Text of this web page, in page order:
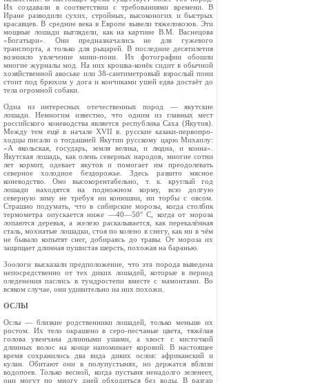
Их создавали в соответствии с требованиями вре­мени. В
Иране разводили сухих, стройных, высоконогих и быстрых
красавцев. В средние века в Европе вывели тяжеловозов. Эти
мощные ло­шади выглядели, как на картине В.М. Васнецо­ва
«Богатыри». Они предназначались не для гужевого
транспорта, а только для рыцарей. В последние десятилетия
возникло увлечение ми­ни-пони. Их фотографии обошли
многие жур­налы мод. На них крошка-конёк сидит в обыч­ной
хозяйственной авоське или 38-сантиметро­вый взрослый пони
стоит под брюхом у дога и кончиками ушей едва достаёт до
тела огромной собаки.
Одна из интересных отечественных пород — якутские
лошади. Немногим известно, что од­ним из главных мест
российского коневодства является республика Саха (Якутия).
Между тем ещё в начале XVII в. русские казаки-первопро­
ходцы писали о тогдашней Якутии русскому царю Михаилу:
«А якольская, государь, земля велика, и людна, и конна».
Якутская лошадь, как олень северных народов, многие сотни
лет кормит, одевает якутов и помогает им преодоле­вать
северное холодное бездорожье. Здесь разви­то мясное
коневодство. Оно высокорентабельно, т. к. круглый год
лошади находятся на поднож­ном корму, всю долгую
северную зиму не требуя ни конюшни, ни торбы с овсом.
Страшно поду­мать, что в сибирские морозы, когда столбик
термометра опускается ниже —40—50° С, когда от мороза
лопаются деревья, а железо раскалы­вается, как перекалённая
сталь, мохнатые ло­шадки, стоя по колено в снегу, как ни в чём
не бывало копытят снег, добираясь до травы. От мороза их
защищает длинная пушистая шерсть, похожая на баранью.
Зоологи высказали предположение, что эта порода выведена
непосредственно от тех диких лошадей, которые в период
оледенения паслись в тундростепи вместе с мамонтами. Во
всяком случае, они удивительно на них похожи.
ОСЛЫ
Ослы — близкие родственники лошадей, толь­ко меньше их
ростом. Их тело окрашено в серо-песчаные цвета, тяжёлая
голова увенчана длинными ушами, а хвост с кисточкой
длинных волос на конце напоминает коровий. В настоя­щее
время сохранилось два вида диких ослов: африканский и
кулан. Обитают они в полупу­стынях, но держатся вблизи
водопоев. Только весной, когда пустыня ненадолго зеленеет,
они могут по многу дней обходиться без воды. В разгар